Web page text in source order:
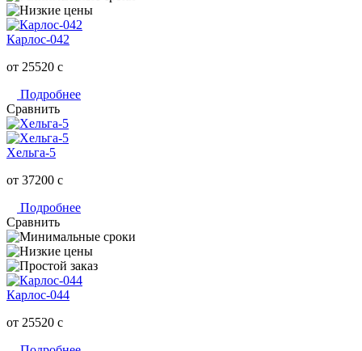
Карлос-042
от 25520 c
Подробнее
Сравнить
Хельга-5
от 37200 c
Подробнее
Сравнить
Карлос-044
от 25520 c